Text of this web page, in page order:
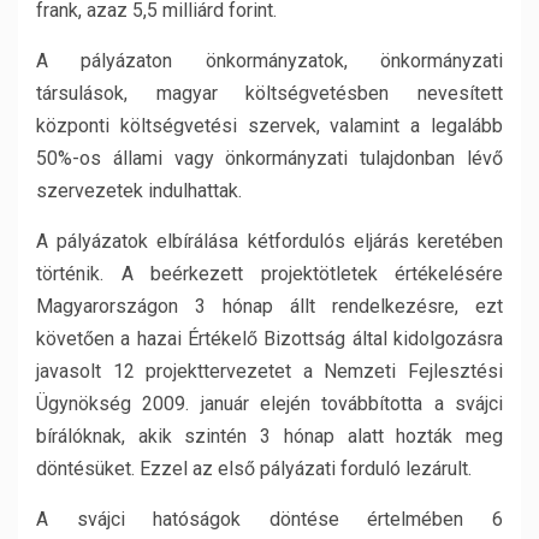
frank, azaz 5,5 milliárd forint.
A pályázaton önkormányzatok, önkormányzati
társulások, magyar költségvetésben nevesített
központi költségvetési szervek, valamint a legalább
50%-os állami vagy önkormányzati tulajdonban lévő
szervezetek indulhattak.
A pályázatok elbírálása kétfordulós eljárás keretében
történik. A beérkezett projektötletek értékelésére
Magyarországon 3 hónap állt rendelkezésre, ezt
követően a hazai Értékelő Bizottság által kidolgozásra
javasolt 12 projekttervezetet a Nemzeti Fejlesztési
Ügynökség 2009. január elején továbbította a svájci
bírálóknak, akik szintén 3 hónap alatt hozták meg
döntésüket. Ezzel az első pályázati forduló lezárult.
A svájci hatóságok döntése értelmében 6